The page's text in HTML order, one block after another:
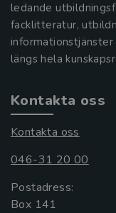
ledande
facklitteratur,
längs hela
Kontakta oss
Kontakta oss
046-31 20 00
Postadress:
Box 141